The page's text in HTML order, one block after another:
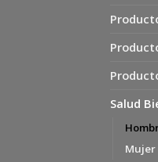
Salud
Mujer